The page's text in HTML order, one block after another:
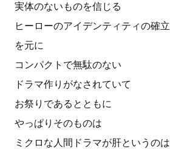
実体のないものを信じる
ヒーローのアイデンティティの確立
を元に
コンパクトで無駄のない
ドラマ作りがなされていて
お祭りであるとともに
やっぱりそのものは
ミクロな人間ドラマが肝というのは